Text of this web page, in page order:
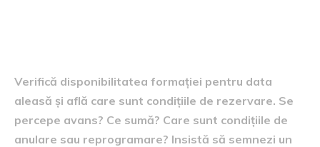
Verifică disponibilitatea formației pentru data
aleasă și află care sunt condițiile de rezervare. Se
percepe avans? Ce sumă? Care sunt condițiile de
anulare sau reprogramare? Insistă să semnezi un